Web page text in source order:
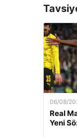
06/08/
Real
Yeni